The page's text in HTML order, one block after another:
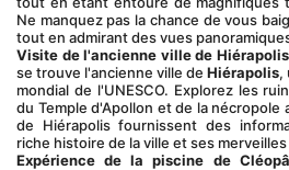
Ne manquez pas la chance de vous
tout en admirant des vues
Visite de l'ancienne ville de Hiérapolis
se trouve l'ancienne ville de Hiérapolis,
mondial de l'UNESCO. Explorez les
du Temple d'Apollon et de la nécropole
de Hiérapolis fournissent des
riche histoire de la ville et ses
Expérience de la piscine de